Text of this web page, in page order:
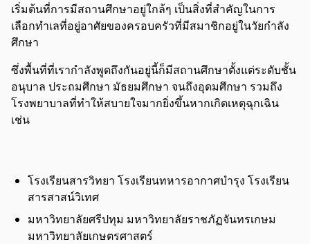
เริ่มต้นที่การมีสถานศึกษาอยู่ใกล้ๆ เป็นสิ่งที่สำคัญในการ
เลือกทำเลที่อยู่อาศัยของครอบครัวที่มีสมาชิกอยู่ในวัยกำลัง
ศึกษา
ซึ่งพื้นที่ที่เรากำลังพูดถึงกันอยู่นี้ก็มีสถานศึกษาตั้งแต่ระดับชั้น
อนุบาล ประถมศึกษา มัธยมศึกษา จนถึงอุดมศึกษา รวมถึง
โรงพยาบาลที่ทำให้สบายใจมากยิ่งขึ้นหากเกิดเหตุฉุกเฉิน
เช่น
โรงเรียนสารวิทยา โรงเรียนทหารอากาศบำรุง โรงเรียน
สารสาสน์วิเทศ
มหาวิทยาลัยศรีปทุม มหาวิทยาลัยราชภัฏจันทรเกษม
มหาวิทยาลัยเกษตรศาสตร์